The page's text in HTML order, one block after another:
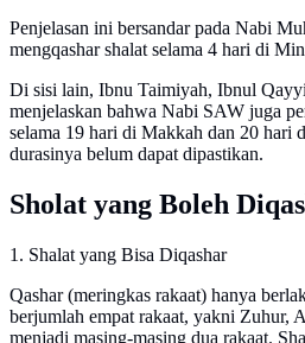
Penjelasan ini bersandar pada Nabi
mengqashar shalat selama 4 hari di
Di sisi lain, Ibnu Taimiyah, Ibnul
menjelaskan bahwa Nabi SAW juga
selama 19 hari di Makkah dan 20 hari
durasinya belum dapat dipastikan.
Sholat yang Boleh
1. Shalat yang Bisa Diqashar
Qashar (meringkas rakaat) hanya
berjumlah empat rakaat, yakni Zuhur,
menjadi masing-masing dua rakaat.